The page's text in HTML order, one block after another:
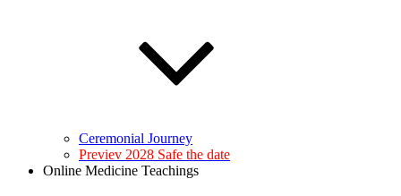
Ceremonial Journey
Previev 2028 Safe the date
Online Medicine Teachings